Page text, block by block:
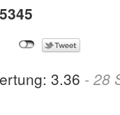
3.36 - 28